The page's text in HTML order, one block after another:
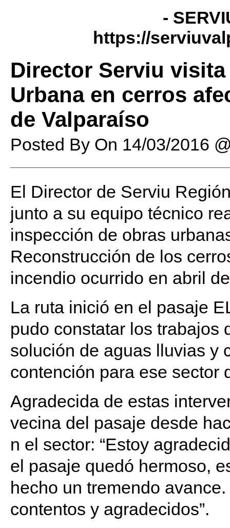
-
https://
Director Serviu
Urbana en cerros
de Valparaíso
Posted By On 14/03/2016
El Director de Serviu
junto a su equipo técnico
inspección de obras
Reconstrucción de los
incendio ocurrido en abril
La ruta inició en el pasaje
pudo constatar los trabajos
solución de aguas lluvias y
contención para ese sector
Agradecida de estas
vecina del pasaje desde
n el sector: “Estoy
el pasaje quedó hermoso,
hecho un tremendo
contentos y agradecidos”.